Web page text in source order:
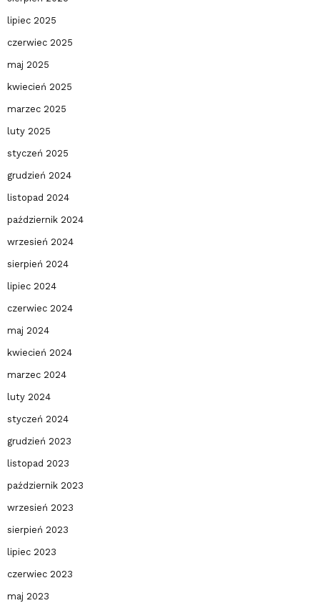
lipiec 2025
czerwiec 2025
maj 2025
kwiecień 2025
marzec 2025
luty 2025
styczeń 2025
grudzień 2024
listopad 2024
październik 2024
wrzesień 2024
sierpień 2024
lipiec 2024
czerwiec 2024
maj 2024
kwiecień 2024
marzec 2024
luty 2024
styczeń 2024
grudzień 2023
listopad 2023
październik 2023
wrzesień 2023
sierpień 2023
lipiec 2023
czerwiec 2023
maj 2023